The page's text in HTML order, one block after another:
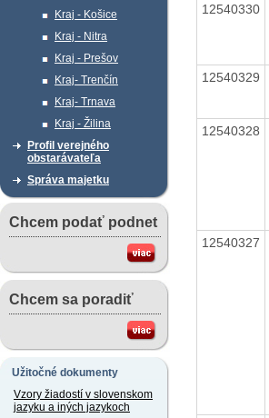
Kraj - Košice
Kraj - Nitra
Kraj - Prešov
Kraj- Trenčín
Kraj- Trnava
Kraj - Žilina
Profil verejného
obstarávateľa
Správa majetku
Chcem podať podnet
Chcem sa poradiť
Užitočné dokumenty
Vzory žiadostí v slovenskom
jazyku a iných jazykoch
12540330
12540329
12540328
12540327